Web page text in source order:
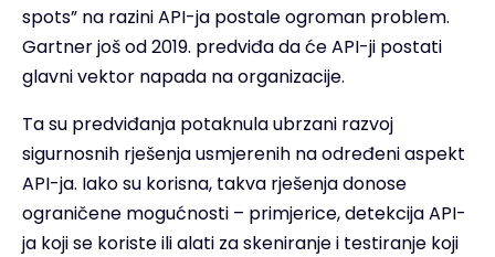
spots” na razini API-ja postale ogroman problem.
Gartner još od 2019. predviđa da će API-ji postati
glavni vektor napada na organizacije.
Ta su predviđanja potaknula ubrzani razvoj
sigurnosnih rješenja usmjerenih na određeni aspekt
API-ja. Iako su korisna, takva rješenja donose
ograničene mogućnosti – primjerice, detekcija API-
ja koji se koriste ili alati za skeniranje i testiranje koji